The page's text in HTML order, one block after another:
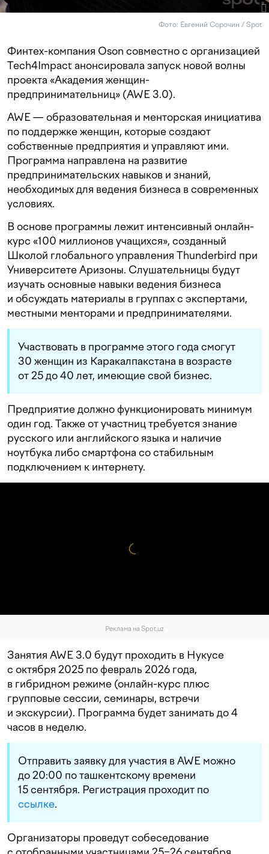
Фото: Евгений Сорочин / Spot
Финтех-компания Oson совместно с организацией
Tech4Impact анонсировала запуск новой волны
проекта «Академия женщин-
предпринимательниц» (AWE 3.0).
AWE — образовательная и менторская инициатива
по поддержке женщин, которые создают
собственные предприятия и управляют ими.
Программа направлена на развитие
предпринимательских навыков и знаний,
необходимых для ведения бизнеса в современных
условиях.
В основе программы лежит интенсивный онлайн-
курс «100 миллионов учащихся», созданный
Школой глобального управления Thunderbird при
Университете Аризоны. Слушательницы будут
изучать основные навыки ведения бизнеса
и обсуждать материалы в группах с экспертами,
местными менторами и предпринимателями.
Участвовать в программе этого года смогут
30 женщин из Каракалпакстана в возрасте
от 25 до 40 лет, имеющие свой бизнес.
Предприятие должно функционировать минимум
один год. Также от участниц требуется знание
русского или английского языка и наличие
ноутбука либо смартфона со стабильным
подключением к интернету.
Реклама на Spot.uz
Занятия AWE 3.0 будут проходить в Нукусе
с октября 2025 по февраль 2026 года,
в гибридном режиме (онлайн-курс плюс
групповые сессии, семинары, встречи
и экскурсии). Программа будет занимать до 4
часов в неделю.
Отправить заявку для участия в AWE можно
до 20:00 по ташкентскому времени
15 сентября. Регистрация проходит по
ссылке.
Организаторы проведут собеседование